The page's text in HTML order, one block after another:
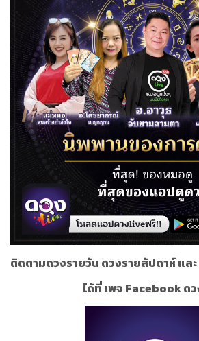
ติดตามดวงรายวัน ดวงรายสัปดาห์ แล
ได้ที่ เพจ Facebook ด